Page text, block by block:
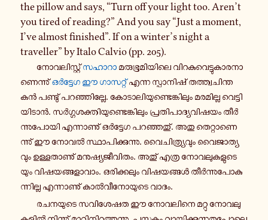
the pillow and says, “Turn off your light too. Aren’t
you tired of reading?” And you say “Just a moment,
I’ve almost finished”. If on a winter’s night a
traveller” by Italo Calvio (pp. 205).
നോ​വ​ലി​സ്റ്റ്സഹാറാ മരു​ഭൂ​മി​യി​ലെ വി​റ​കു​വെ​ട്ടു​കാ​ര​നാ​
ണെ​ന്നു്ഒർ​ട്ടേഗ ഈ ഗാ​സ​റ്റ്എന്ന സ്പാ​നി​ഷ് തത്ത്വ​ചി​ന്ത​
കൻ പണ്ടു് പറ​ഞ്ഞി​ല്ലേ. കോ​ടാ​ലി​യു​ണ്ടെ​ങ്കി​ലും മര​മി​ല്ല വെ​ട്ടി​
യി​ടാൻ. സർ​ഗ്ഗ​ശ​ക്തി​യു​ണ്ടെ​ങ്കി​ലും പ്ര​തി​പാ​ദ്യ​വി​ഷ​യം തീർ​
ന്നു​പോ​യി എന്നാ​ണു് ഒർ​ട്ടേഗ പറ​ഞ്ഞ​തു്. അതു തെ​റ്റാ​ണെ​
ന്നു് ഈ നോവൽ സ്ഥാ​പി​ക്കു​ന്നു. വൈ​ചി​ത്ര്യ​വും വൈ​ജാ​ത്യ​
വും ഉള്ള​താ​ണു് മനു​ഷ്യ​ജീ​വി​തം. അതു് എത്ര നോ​വ​ലു​ക​ളു​ടെ​
യും വി​ഷ​യ​ങ്ങ​ളാ​വാം. ഒരി​ക്ക​ലും വി​ഷ​യ​ങ്ങൾ തീർ​ന്നു​പോ​കു​
ന്നി​ല്ല എന്നാ​ണു് കാൽ​വീ​നോ​യു​ടെ വാദം.
രച​ന​യു​ടെ സവി​ശേ​ഷത ഈ നോ​വ​ലി​നെ മറ്റു നോ​വ​ലു​